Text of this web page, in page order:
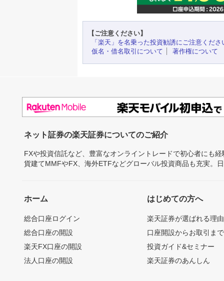
【ご注意ください】
「楽天」を名乗った投資勧誘にご注意くださ
仮名・借名取引について
著作権について
ネット証券の楽天証券についてのご紹介
FXや投資信託など、豊富なオンライントレードで初心者にも
貨建てMMFやFX、海外ETFなどグローバル投資商品も充実。
ホーム
総合口座ログイン
総合口座の開設
楽天FX口座の開設
法人口座の開設
はじめての方へ
楽天証券が選ばれる理由
口座開設からお取引ま
投資ガイド&セミナー
楽天証券のあんしん